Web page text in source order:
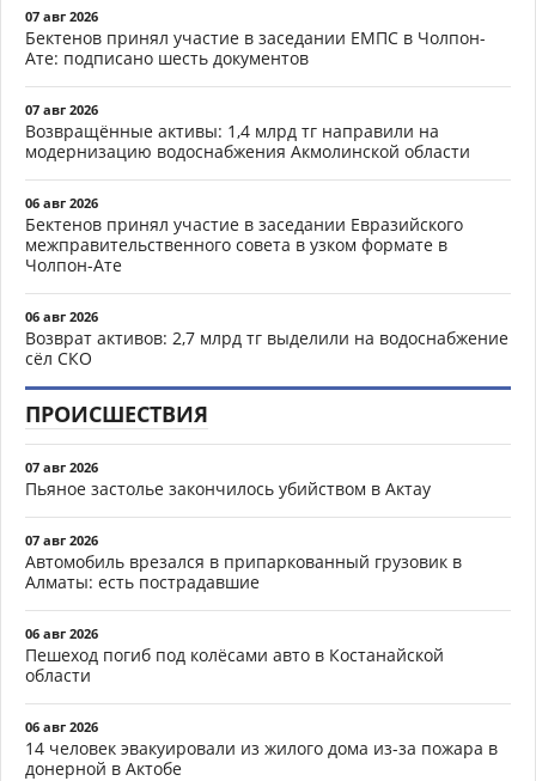
07 авг 2026
Бектенов принял участие в заседании ЕМПС в Чолпон-
Ате: подписано шесть документов
07 авг 2026
Возвращённые активы: 1,4 млрд тг направили на
модернизацию водоснабжения Акмолинской области
06 авг 2026
Бектенов принял участие в заседании Евразийского
межправительственного совета в узком формате в
Чолпон-Ате
06 авг 2026
Возврат активов: 2,7 млрд тг выделили на водоснабжение
сёл СКО
ПРОИСШЕСТВИЯ
07 авг 2026
Пьяное застолье закончилось убийством в Актау
07 авг 2026
Автомобиль врезался в припаркованный грузовик в
Алматы: есть пострадавшие
06 авг 2026
Пешеход погиб под колёсами авто в Костанайской
области
06 авг 2026
14 человек эвакуировали из жилого дома из-за пожара в
донерной в Актобе